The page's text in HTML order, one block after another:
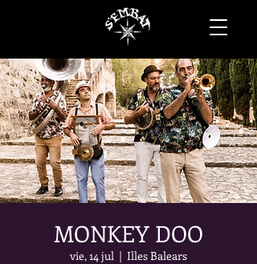
MONKEY DOO
vie, 14 jul
  |
Illes Balears